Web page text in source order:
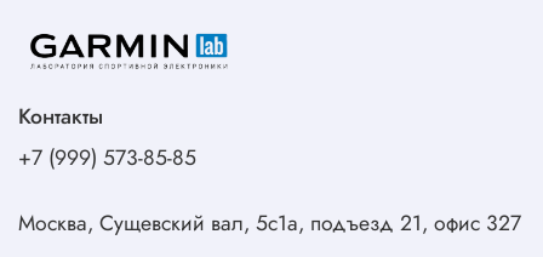
Контакты
+7 (999) 573-85-85
Москва, Сущевский вал, 5с1а, подъезд 21, офис 327